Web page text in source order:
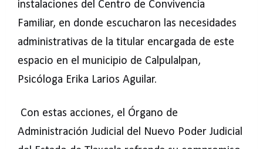
instalaciones del Centro de Convivencia
Familiar, en donde escucharon las necesidades
administrativas de la titular encargada de este
espacio en el municipio de Calpulalpan,
Psicóloga Erika Larios Aguilar.
Con estas acciones, el Órgano de
Administración Judicial del Nuevo Poder Judicial